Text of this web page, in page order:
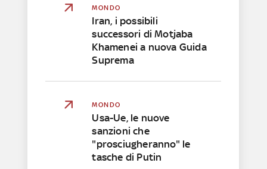
MONDO
Iran, i possibili
successori di Motjaba
Khamenei a nuova Guida
Suprema
MONDO
Usa-Ue, le nuove
sanzioni che
"prosciugheranno" le
tasche di Putin